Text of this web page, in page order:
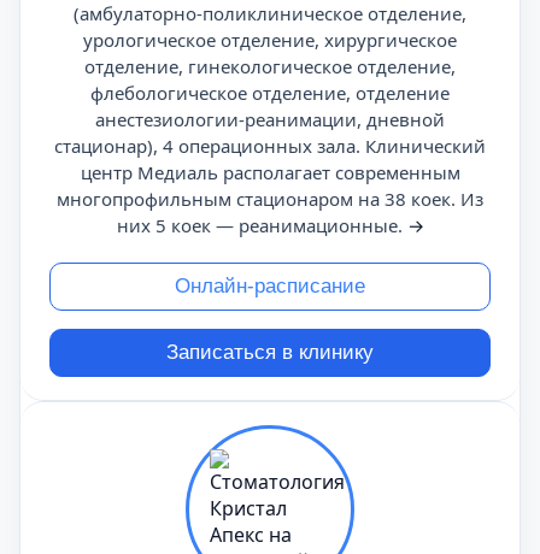
(амбулаторно-поликлиническое отделение,
урологическое отделение, хирургическое
отделение, гинекологическое отделение,
флебологическое отделение, отделение
анестезиологии-реанимации, дневной
стационар), 4 операционных зала. Клинический
центр Медиаль располагает современным
многопрофильным стационаром на 38 коек. Из
них 5 коек — реанимационные. →
Онлайн-расписание
Записаться в клинику